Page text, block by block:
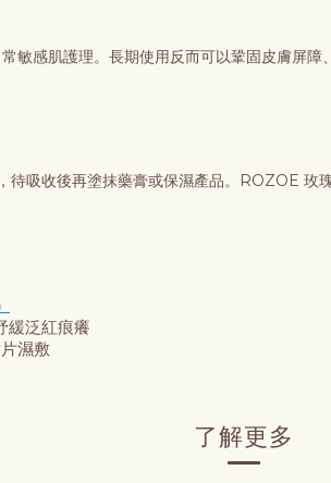
感肌護理。長期使用反而可以鞏固皮膚屏
吸收後再塗抹藥膏或保濕產品。ROZOE
緩泛紅痕癢
濕敷
了解更多